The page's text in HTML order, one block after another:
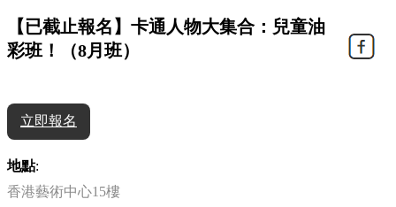
【已截止報名】卡通人物大集合：兒童油
彩班！（8月班）
立即報名
地點:
香港藝術中心15樓